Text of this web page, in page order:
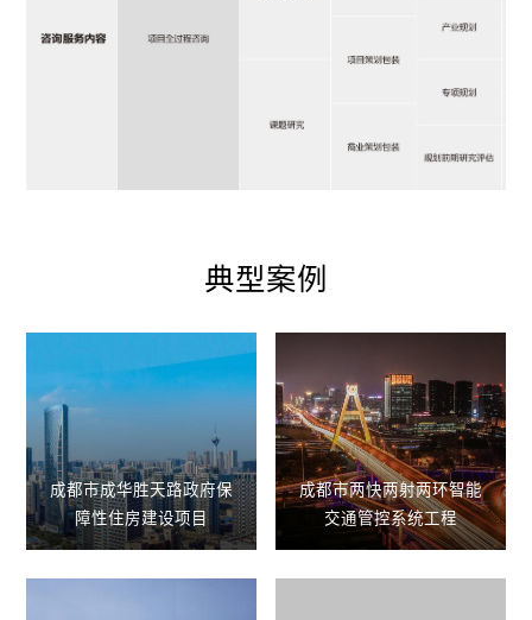
典型案例
成都市成华胜天路政府保
障性住房建设项目
成都市两快两射两环智能
交通管控系统工程